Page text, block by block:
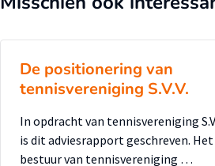
volgens de klanten van het
anderen’ kunnen worden
toegankelijk, duidelijk en
inspelen op een aantal
beoordelingen en reviews, een
De positionering van
tennisvereniging S.V.V.
In opdracht van tennisvereniging
is dit adviesrapport geschreven. Het
bestuur van tennisvereniging …